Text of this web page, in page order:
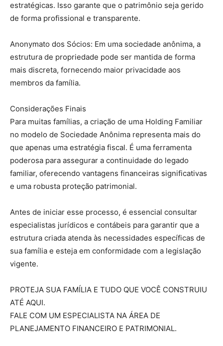
estratégicas. Isso garante que o patrimônio seja gerido
de forma profissional e transparente.
Anonymato dos Sócios: Em uma sociedade anônima, a
estrutura de propriedade pode ser mantida de forma
mais discreta, fornecendo maior privacidade aos
membros da família.
Considerações Finais
Para muitas famílias, a criação de uma Holding Familiar
no modelo de Sociedade Anônima representa mais do
que apenas uma estratégia fiscal. É uma ferramenta
poderosa para assegurar a continuidade do legado
familiar, oferecendo vantagens financeiras significativas
e uma robusta proteção patrimonial.
Antes de iniciar esse processo, é essencial consultar
especialistas jurídicos e contábeis para garantir que a
estrutura criada atenda às necessidades específicas de
sua família e esteja em conformidade com a legislação
vigente.
PROTEJA SUA FAMÍLIA E TUDO QUE VOCÊ CONSTRUIU
ATÉ AQUI.
FALE COM UM ESPECIALISTA NA ÁREA DE
PLANEJAMENTO FINANCEIRO E PATRIMONIAL.